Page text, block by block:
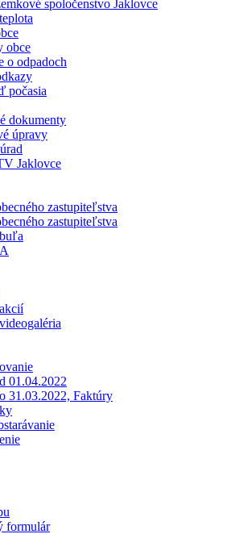
spoločenstvo Jaklovce
obce
o odpadoch
počasia
dokumenty
úpravy
Jaklovce
zastupiteľstva
zastupiteľstva
01.04.2022
31.03.2022, Faktúry
formulár